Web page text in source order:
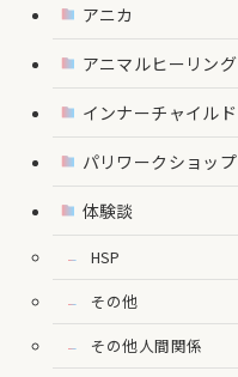
アニカ
アニマルヒーリング
インナーチャイルド
パリワークショップ
体験談
HSP
その他
その他人間関係